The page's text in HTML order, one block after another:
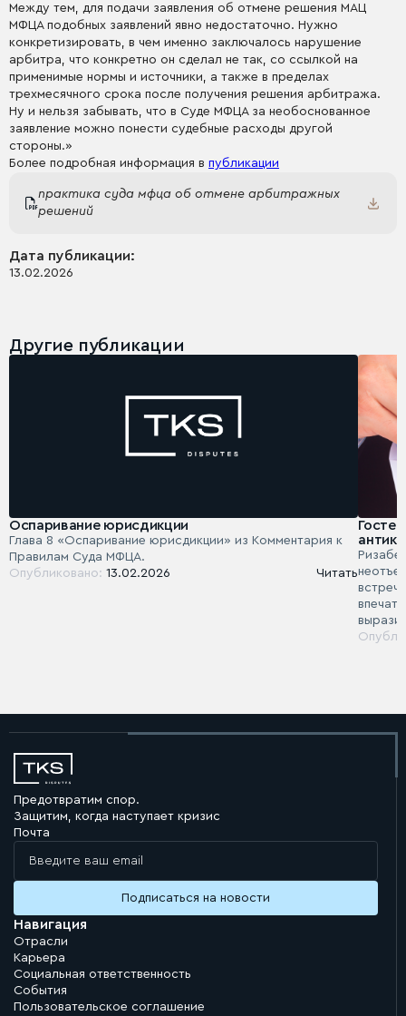
Между тем, для подачи заявления об отмене решения МАЦ
МФЦА подобных заявлений явно недостаточно. Нужно
конкретизировать, в чем именно заключалось нарушение
арбитра, что конкретно он сделал не так, со ссылкой на
применимые нормы и источники, а также в пределах
трехмесячного срока после получения решения арбитража.
Ну и нельзя забывать, что в Суде МФЦА за необоснованное
заявление можно понести судебные расходы другой
стороны.»
Более подробная информация в публикации
практика суда мфца об отмене арбитражных
решений
Дата публикации:
13.02.2026
Другие публикации
Оспаривание юрисдикции
Глава 8 «Оспаривание юрисдикции» из Комментария к
Правилам Суда МФЦА.
Опубликовано: 13.02.2026 Читать
Предотвратим спор.
Защитим, когда наступает кризис
Почта
Навигация
Отрасли
Карьера
Социальная ответственность
События
Пользовательское соглашение